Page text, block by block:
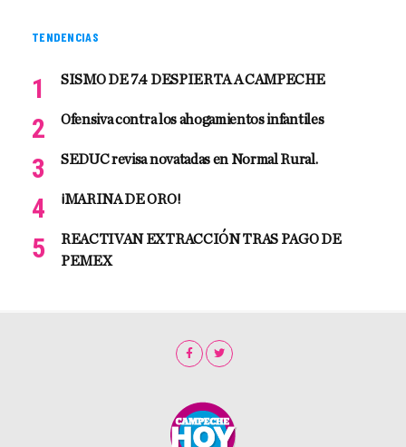
TENDENCIAS
SISMO DE 7.4 DESPIERTA A CAMPECHE
Ofensiva contra los ahogamientos infantiles
SEDUC revisa novatadas en Normal Rural.
¡MARINA DE ORO!
REACTIVAN EXTRACCIÓN TRAS PAGO DE
PEMEX